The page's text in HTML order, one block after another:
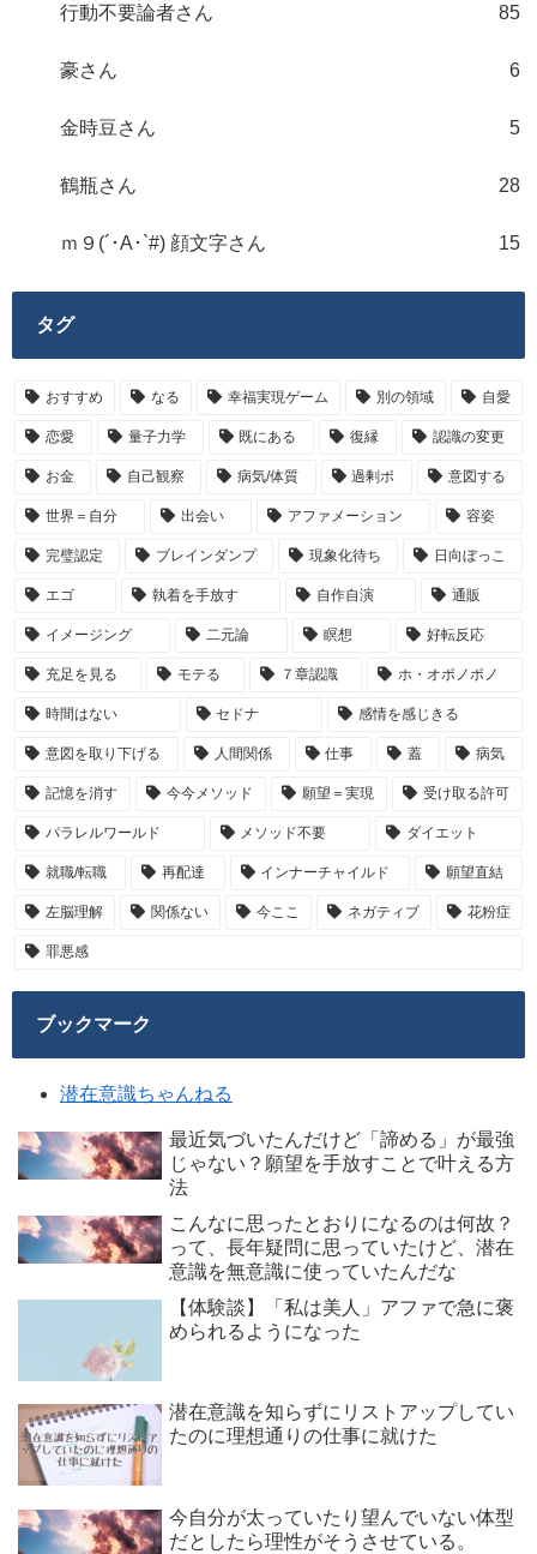
行動不要論者さん 85
豪さん 6
金時豆さん 5
鶴瓶さん 28
ｍ９(´･A･`#) 顔文字さん 15
タグ
おすすめ なる 幸福実現ゲーム 別の領域 自愛
恋愛 量子力学 既にある 復縁 認識の変更
お金 自己観察 病気/体質 過剰ポ 意図する
世界＝自分 出会い アファメーション 容姿
完璧認定 ブレインダンプ 現象化待ち 日向ぼっこ
エゴ 執着を手放す 自作自演 通販
イメージング 二元論 瞑想 好転反応
充足を見る モテる ７章認識 ホ・オポノポノ
時間はない セドナ 感情を感じきる
意図を取り下げる 人間関係 仕事 蓋 病気
記憶を消す 今今メソッド 願望＝実現 受け取る許可
パラレルワールド メソッド不要 ダイエット
就職/転職 再配達 インナーチャイルド 願望直結
左脳理解 関係ない 今ここ ネガティブ 花粉症
罪悪感
ブックマーク
潜在意識ちゃんねる
最近気づいたんだけど「諦める」が最強
じゃない？願望を手放すことで叶える方
法
こんなに思ったとおりになるのは何故？
って、長年疑問に思っていたけど、潜在
意識を無意識に使っていたんだな
【体験談】「私は美人」アファで急に褒
められるようになった
潜在意識を知らずにリストアップしてい
たのに理想通りの仕事に就けた
今自分が太っていたり望んでいない体型
だとしたら理性がそうさせている。